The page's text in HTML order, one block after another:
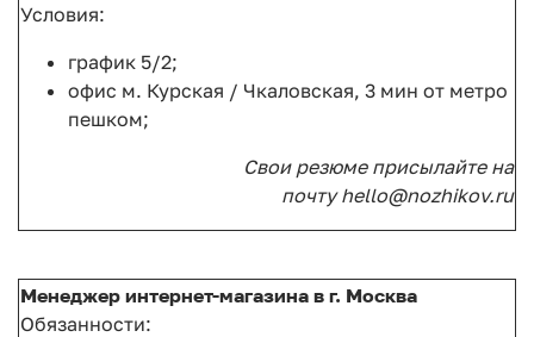
Условия:
график 5/2;
офис м. Курская / Чкаловская, 3 мин от метро
пешком;
Свои резюме присылайте на
почту hello@nozhikov.ru
Менеджер интернет-магазина в г. Москва
Обязанности: